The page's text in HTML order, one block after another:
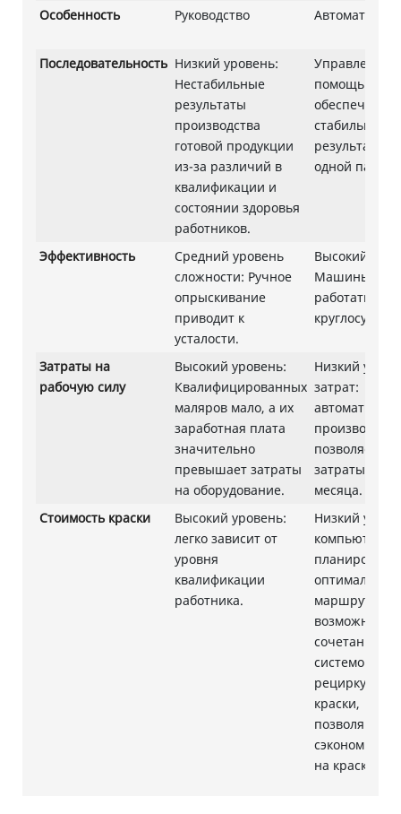
Особенность Руководство
Последовательность Низкий уровень:
Нестабильные
результаты
производства
готовой продукции
из-за различий в
квалификации и
состоянии здоровья
работников.
Управление с
помощью
обеспечивает
стабильные
результаты
одной
Эффективность
Средний уровень
сложности: Ручное
опрыскивание
приводит к
усталости.
Высокий
Машины
работать
Затраты на
рабочую силу
Высокий уровень:
Квалифицированных
маляров мало, а их
заработная плата
значительно
превышает затраты
на оборудование.
Низкий
затрат:
производство
позволяет
затраты
месяца.
Стоимость краски
Высокий уровень:
легко зависит от
уровня
квалификации
работника.
Низкий
оптимальных
маршрутов,
возможность
сочетания с
системой
краски,
позволяющая
сэкономить
на краске.